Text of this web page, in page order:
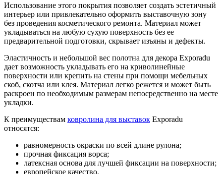
Использование этого покрытия позволяет создать эстетичный
интерьер или привлекательно оформить выставочную зону
без проведения косметического ремонта. Материал может
укладываться на любую сухую поверхность без ее
предварительной подготовки, скрывает изъяны и дефекты.
Эластичность и небольшой вес полотна для декора Exporadu
дает возможность укладывать его на криволинейные
поверхности или крепить на стены при помощи мебельных
скоб, скотча или клея. Материал легко режется и может быть
раскроен по необходимым размерам непосредственно на месте
укладки.
К преимуществам ковролина для выставок Exporadu
относятся:
равномерность окраски по всей длине рулона;
прочная фиксация ворса;
латексная основа для лучшей фиксации на поверхности;
европейское качество.